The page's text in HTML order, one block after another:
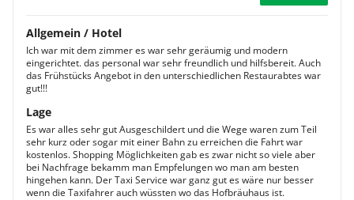
Allgemein / Hotel
Ich war mit dem zimmer es war sehr geräumig und modern
eingerichtet. das personal war sehr freundlich und hilfsbereit. Auch
das Frühstücks Angebot in den unterschiedlichen Restaurabtes war
gut!!!
Lage
Es war alles sehr gut Ausgeschildert und die Wege waren zum Teil
sehr kurz oder sogar mit einer Bahn zu erreichen die Fahrt war
kostenlos. Shopping Möglichkeiten gab es zwar nicht so viele aber
bei Nachfrage bekamm man Empfelungen wo man am besten
hingehen kann. Der Taxi Service war ganz gut es wäre nur besser
wenn die Taxifahrer auch wüssten wo das Hofbräuhaus ist.